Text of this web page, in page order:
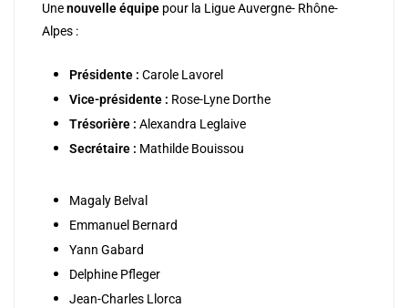
Unenouvelle équipe pour la Ligue Auvergne- Rhône-
Alpes :
Présidente : Carole Lavorel
Vice-présidente : Rose-Lyne Dorthe
Trésorière : Alexandra Leglaive
Secrétaire : Mathilde Bouissou
Magaly Belval
Emmanuel Bernard
Yann Gabard
Delphine Pfleger
Jean-Charles Llorca